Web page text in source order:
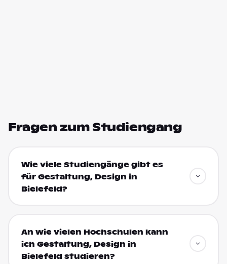
Fragen zum Studiengang
Wie viele Studiengänge gibt es
für Gestaltung, Design in
Bielefeld?
An wie vielen Hochschulen kann
ich Gestaltung, Design in
Bielefeld studieren?